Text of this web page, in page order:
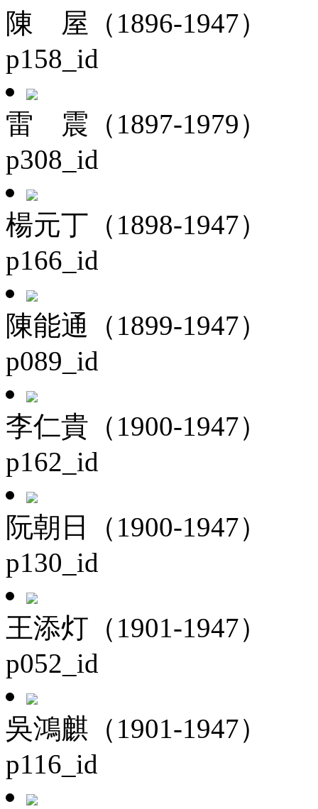
陳 屋（1896-1947）
p158_id
雷 震（1897-1979）
p308_id
楊元丁（1898-1947）
p166_id
陳能通（1899-1947）
p089_id
李仁貴（1900-1947）
p162_id
阮朝日（1900-1947）
p130_id
王添灯（1901-1947）
p052_id
吳鴻麒（1901-1947）
p116_id